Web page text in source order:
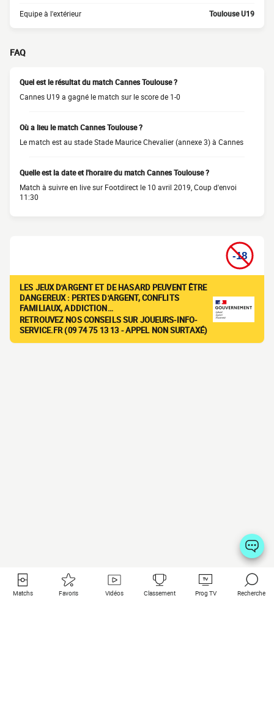
Equipe à l'extérieur Toulouse U19
FAQ
Quel est le résultat du match Cannes Toulouse ?
Cannes U19 a gagné le match sur le score de 1-0
Où a lieu le match Cannes Toulouse ?
Le match est au stade Stade Maurice Chevalier (annexe 3) à Cannes
Quelle est la date et l'horaire du match Cannes Toulouse ?
Match à suivre en live sur Footdirect le 10 avril 2019, Coup d'envoi
11:30
LES JEUX D'ARGENT ET DE HASARD PEUVENT ÊTRE
DANGEREUX : PERTES D'ARGENT, CONFLITS
FAMILIAUX, ADDICTION…
RETROUVEZ NOS CONSEILS SUR JOUEURS-INFO-
SERVICE.FR (09 74 75 13 13 - APPEL NON SURTAXÉ)
Matchs Favoris Vidéos Classement Prog TV Recherche